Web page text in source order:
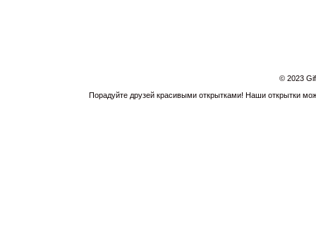
© 2023
Порадуйте друзей красивыми открытками! Наши открытки